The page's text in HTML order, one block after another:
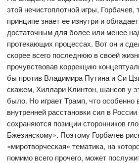
этой нечистоплотной игры, Горбачев,
принципе знает ее изнутри и
достаточным для более или менее
протекающих процессах. Вот он и
скорее всего последнюю в своей
прочувствовав коррекцию
бы против Владимира Путина и Си
скажем, Хиллари Клинтон, шансов у
было. Но играет Трамп, что особенно
внутренней расстановки сил в
сохраняются позиции сторонников
Бжезинскому». Поэтому Горбачев
«миротворческая» тематика, на
помимо всего прочего, может